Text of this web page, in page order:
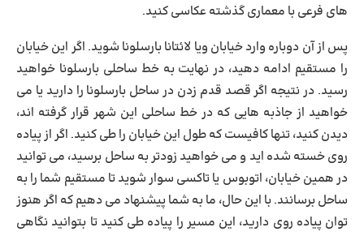
های فرعی با معماری گذشته عکاسی کنید.
پس از آن دوباره وارد خیابان ویا لائتانا بارسلونا شوید. اگر این خیابان
را مستقیم ادامه دهید، در نهایت به خط ساحلی بارسلونا خواهید
رسید. در نتیجه اگر قصد قدم زدن در ساحل بارسلونا را دارید یا می
خواهید از جاذبه هایی که در خط ساحلی این شهر قرار گرفته اند،
دیدن کنید، تنها کافیست که طول این خیابان را طی کنید. اگر از پیاده
روی خسته شده اید و می خواهید زودتر به ساحل برسید، می توانید
در همین خیابان، اتوبوس یا تاکسی سوار شوید تا مستقیم شما را به
ساحل برسانند. با این حال، ما به شما پیشنهاد می دهیم که اگر هنوز
توان پیاده روی دارید، این مسیر را پیاده طی کنید تا بتوانید نگاهی